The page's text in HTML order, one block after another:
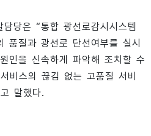
당은 “통합 광선로감시시스템
품질과 광선로 단선여부를 실시
인을 신속하게 파악해 조치할 수
비스의 끊김 없는 고품질 서비
말했다.